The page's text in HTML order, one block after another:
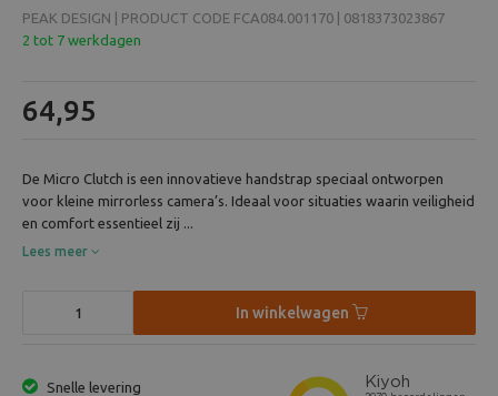
PEAK DESIGN | PRODUCT CODE FCA084.001170 | 0818373023867
2 tot 7 werkdagen
64,95
De Micro Clutch is een innovatieve handstrap speciaal ontworpen
voor kleine mirrorless camera’s. Ideaal voor situaties waarin veiligheid
en comfort essentieel zij ...
Lees meer
In winkelwagen
Snelle levering